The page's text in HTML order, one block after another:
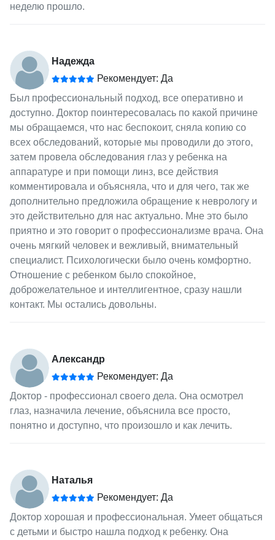
неделю прошло.
Надежда
Рекомендует: Да
Был профессиональный подход, все оперативно и
доступно. Доктор поинтересовалась по какой причине
мы обращаемся, что нас беспокоит, сняла копию со
всех обследований, которые мы проводили до этого,
затем провела обследования глаз у ребенка на
аппаратуре и при помощи линз, все действия
комментировала и объясняла, что и для чего, так же
дополнительно предложила обращение к неврологу и
это действительно для нас актуально. Мне это было
приятно и это говорит о профессионализме врача. Она
очень мягкий человек и вежливый, внимательный
специалист. Психологически было очень комфортно.
Отношение с ребенком было спокойное,
доброжелательное и интеллигентное, сразу нашли
контакт. Мы остались довольны.
Александр
Рекомендует: Да
Доктор - профессионал своего дела. Она осмотрел
глаз, назначила лечение, объяснила все просто,
понятно и доступно, что произошло и как лечить.
Наталья
Рекомендует: Да
Доктор хорошая и профессиональная. Умеет общаться
с детьми и быстро нашла подход к ребенку. Она